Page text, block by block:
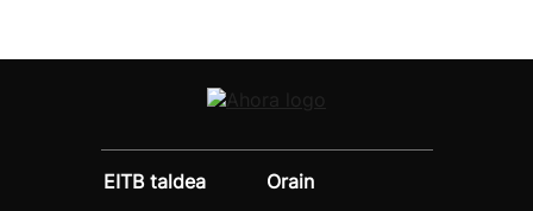
EITB taldea
Orain